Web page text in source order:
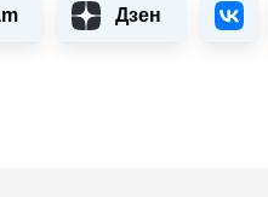
Дзен